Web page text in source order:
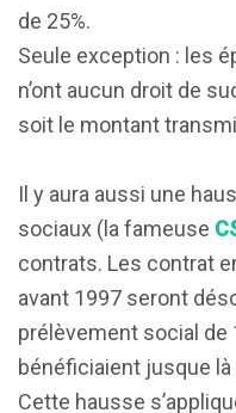
de 25%.
Seule exception : les
n’ont aucun droit de
soit le montant
Il y aura aussi une
sociaux (la fameuse
contrats. Les contrat
avant 1997 seront
prélèvement social de
bénéficiaient jusque
Cette hausse